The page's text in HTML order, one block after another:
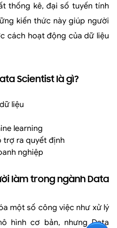
thống kê, đại số tuyến tính
kiến thức này giúp người
cách hoạt động của dữ liệu
Scientist là gì?
liệu
learning
trợ ra quyết định
nghiệp
làm trong ngành Data
một số công việc như xử lý
hình cơ bản, nhưng Data